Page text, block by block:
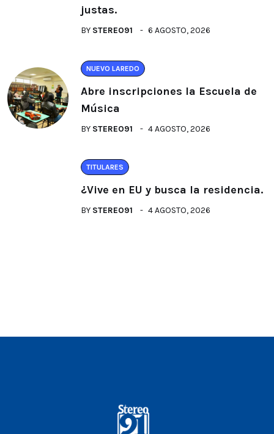
justas.
BY STEREO91 6 AGOSTO, 2026
NUEVO LAREDO
Abre inscripciones la Escuela de
Música
BY STEREO91 4 AGOSTO, 2026
TITULARES
¿Vive en EU y busca la residencia.
BY STEREO91 4 AGOSTO, 2026